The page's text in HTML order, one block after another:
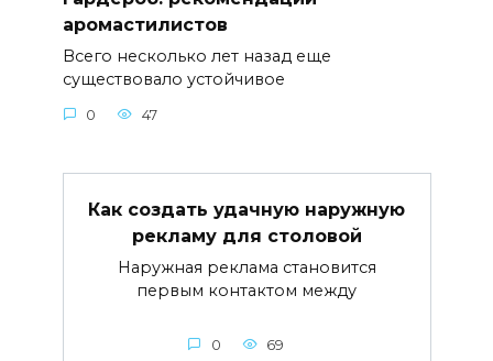
аромастилистов
Всего несколько лет назад еще
существовало устойчивое
0 47
Как создать удачную наружную
рекламу для столовой
Наружная реклама становится
первым контактом между
0 69